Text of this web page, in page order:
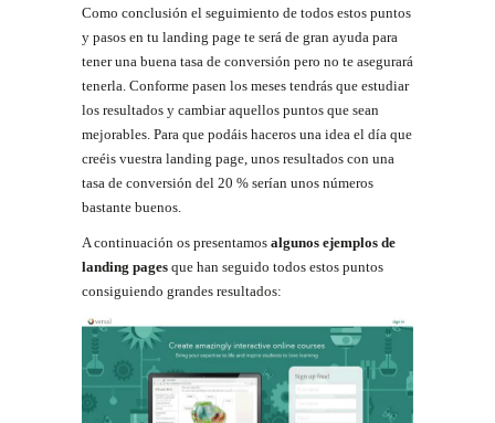
Como conclusión el seguimiento de todos estos puntos
y pasos en tu landing page te será de gran ayuda para
tener una buena tasa de conversión pero no te asegurará
tenerla. Conforme pasen los meses tendrás que estudiar
los resultados y cambiar aquellos puntos que sean
mejorables. Para que podáis haceros una idea el día que
creéis vuestra landing page, unos resultados con una
tasa de conversión del 20 % serían unos números
bastante buenos.
A continuación os presentamos algunos ejemplos de
landing pages que han seguido todos estos puntos
consiguiendo grandes resultados: